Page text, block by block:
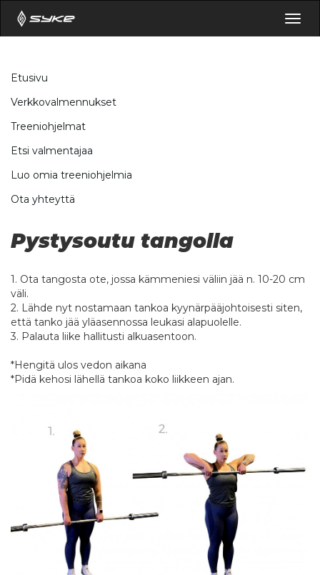
Etusivu
Verkkovalmennukset
Treeniohjelmat
Etsi valmentajaa
Luo omia treeniohjelmia
Ota yhteyttä
Pystysoutu tangolla
1. Ota tangosta ote, jossa kämmeniesi väliin jää n. 10-20 cm
väli.
2. Lähde nyt nostamaan tankoa kyynärpääjohtoisesti siten,
että tanko jää yläasennossa leukasi alapuolelle.
3. Palauta liike hallitusti alkuasentoon.
*Hengitä ulos vedon aikana
*Pidä kehosi lähellä tankoa koko liikkeen ajan.